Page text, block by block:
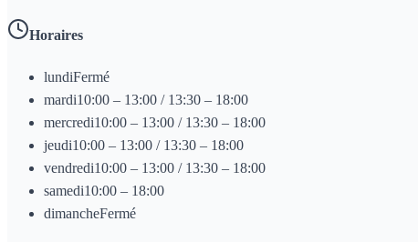
Horaires
lundiFermé
mardi10:00 – 13:00 / 13:30 – 18:00
mercredi10:00 – 13:00 / 13:30 – 18:00
jeudi10:00 – 13:00 / 13:30 – 18:00
vendredi10:00 – 13:00 / 13:30 – 18:00
samedi10:00 – 18:00
dimancheFermé